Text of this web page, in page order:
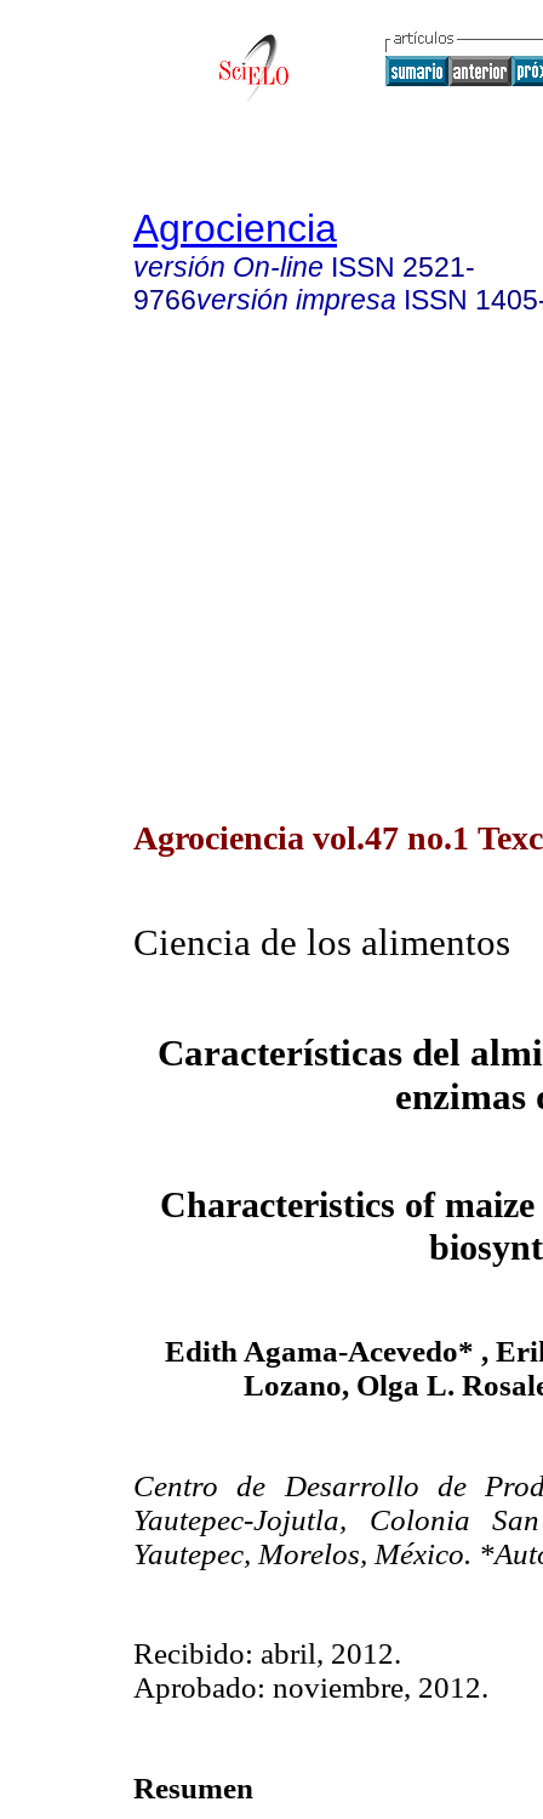
Agrociencia
versión On-line ISSN 2521-
9766versión impresa ISSN
Agrociencia vol.47 no.1
Ciencia de los alimentos
Características del
enzimas
Characteristics of
Edith Agama-Acevedo* ,
Lozano, Olga L.
Centro de Desarrollo de
Yautepec-Jojutla, Colonia
Yautepec, Morelos, México.
Recibido: abril, 2012.
Aprobado: noviembre, 2012.
Resumen